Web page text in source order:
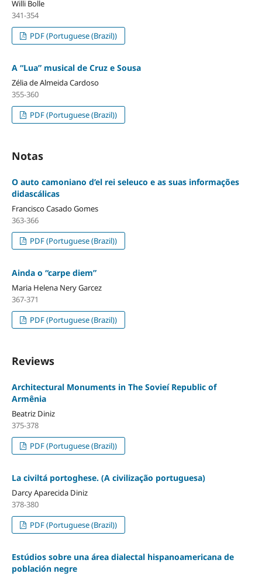
Willi Bolle
341-354
PDF (Portuguese (Brazil))
A “Lua” musical de Cruz e Sousa
Zélia de Almeida Cardoso
355-360
PDF (Portuguese (Brazil))
Notas
O auto camoniano d’el rei seleuco e as suas informações
didascálicas
Francisco Casado Gomes
363-366
PDF (Portuguese (Brazil))
Ainda o “carpe diem”
Maria Helena Nery Garcez
367-371
PDF (Portuguese (Brazil))
Reviews
Architectural Monuments in The Sovieí Republic of
Armênia
Beatriz Diniz
375-378
PDF (Portuguese (Brazil))
La civiltá portoghese. (A civilização portuguesa)
Darcy Aparecida Diniz
378-380
PDF (Portuguese (Brazil))
Estúdios sobre una área dialectal hispanoamericana de
población negre